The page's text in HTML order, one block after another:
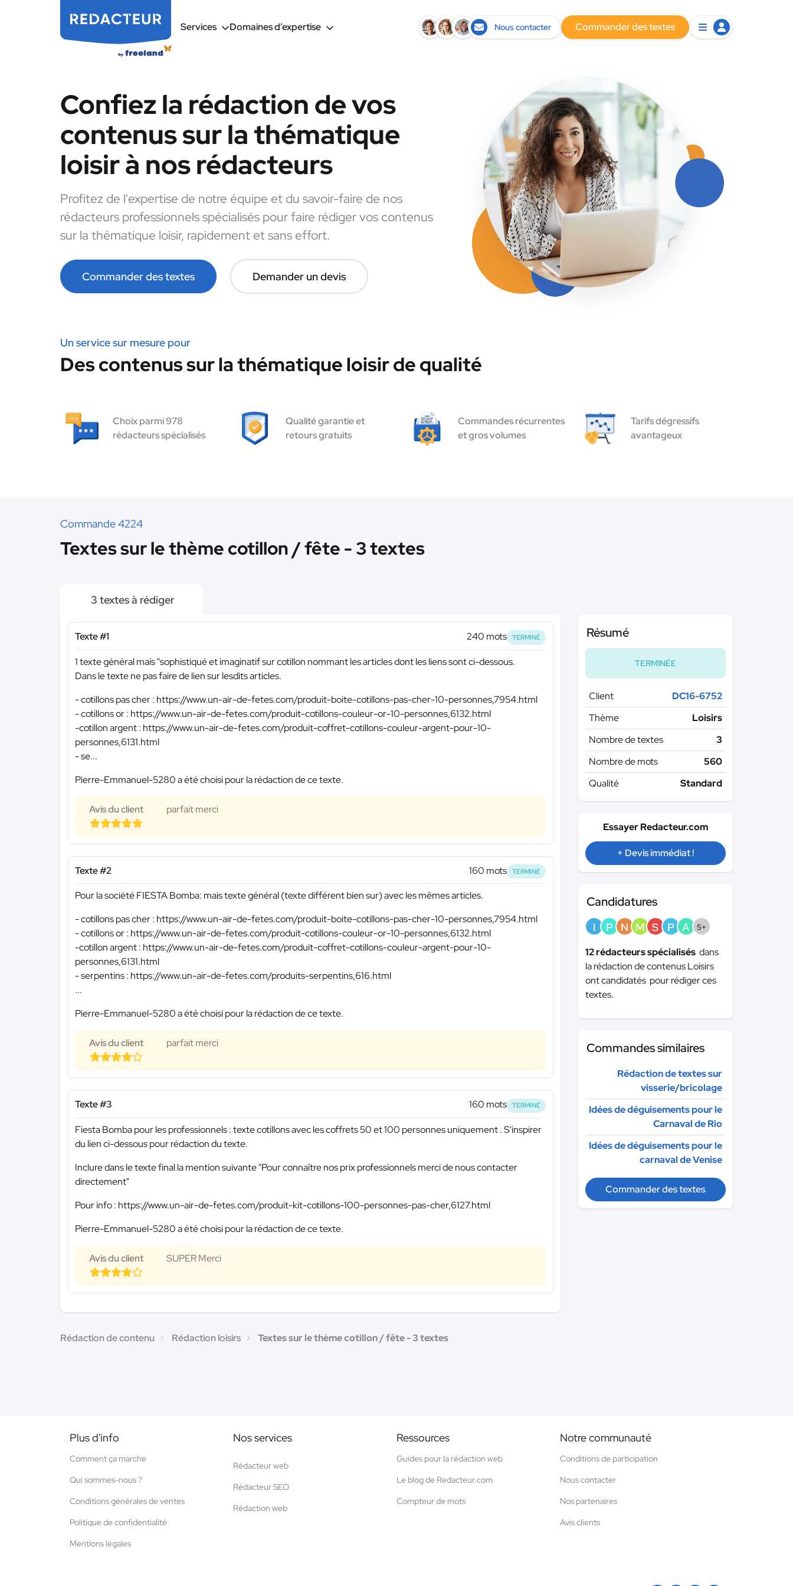
Services Domaines d’expertise Nous contacter Commander des textes
Confiez la rédaction de vos
contenus sur la thématique
loisir à nos rédacteurs
Profitez de l'expertise de notre équipe et du savoir-faire de nos
rédacteurs professionnels spécialisés pour faire rédiger vos contenus
sur la thématique loisir, rapidement et sans effort.
Commander des textes Demander un devis
Un service sur mesure pour
Des contenus sur la thématique loisir de qualité
Choix parmi 978
rédacteurs spécialisés
Qualité garantie et
retours gratuits
Commandes récurrentes
et gros volumes
Tarifs dégressifs
avantageux
Commande 4224
Textes sur le thème cotillon / fête - 3 textes
3 textes à rédiger
Texte #1 240 mots TERMINÉ
1 texte général mais "sophistiqué et imaginatif sur cotillon nommant les articles dont les liens sont ci-dessous.
Dans le texte ne pas faire de lien sur lesdits articles.
- cotillons pas cher : https://www.un-air-de-fetes.com/produit-boite-cotillons-pas-cher-10-personnes,7954.html
- cotillons or : https://www.un-air-de-fetes.com/produit-cotillons-couleur-or-10-personnes,6132.html
-cotillon argent : https://www.un-air-de-fetes.com/produit-coffret-cotillons-couleur-argent-pour-10-
personnes,6131.html
- se...
Pierre-Emmanuel-5280 a été choisi pour la rédaction de ce texte.
Avis du client parfait merci
Texte #2 160 mots TERMINÉ
Pour la société FIESTA Bomba: mais texte général (texte différent bien sur) avec les mêmes articles.
- cotillons pas cher : https://www.un-air-de-fetes.com/produit-boite-cotillons-pas-cher-10-personnes,7954.html
- cotillons or : https://www.un-air-de-fetes.com/produit-cotillons-couleur-or-10-personnes,6132.html
-cotillon argent : https://www.un-air-de-fetes.com/produit-coffret-cotillons-couleur-argent-pour-10-
personnes,6131.html
- serpentins : https://www.un-air-de-fetes.com/produits-serpentins,616.html
...
Pierre-Emmanuel-5280 a été choisi pour la rédaction de ce texte.
Avis du client parfait merci
Texte #3 160 mots TERMINÉ
Fiesta Bomba pour les professionnels : texte cotillons avec les coffrets 50 et 100 personnes uniquement . S'inspirer
du lien ci-dessous pour rédaction du texte.
Inclure dans le texte final la mention suivante "Pour connaître nos prix professionnels merci de nous contacter
directement"
Pour info : https://www.un-air-de-fetes.com/produit-kit-cotillons-100-personnes-pas-cher,6127.html
Pierre-Emmanuel-5280 a été choisi pour la rédaction de ce texte.
Avis du client SUPER Merci
Résumé
TERMINÉE
Client
DC16-6752
Thème
Loisirs
Nombre de textes
3
Nombre de mots
560
Qualité
Standard
Essayer Redacteur.com
+ Devis immédiat !
Candidatures
I P N M S P A 5+
12 rédacteurs spécialisés dans
la rédaction de contenus Loisirs
ont candidatés pour rédiger ces
textes.
Commandes similaires
Rédaction de textes sur
visserie/bricolage
Idées de déguisements pour le
Carnaval de Rio
Idées de déguisements pour le
carnaval de Venise
Commander des textes
Rédaction de contenu Rédaction loisirs Textes sur le thème cotillon / fête - 3 textes
Plus d'info
Comment ça marche
Qui sommes-nous ?
Conditions générales de ventes
Politique de confidentialité
Mentions légales
Nos services
Rédacteur web
Rédacteur SEO
Rédaction web
Ressources
Guides pour la rédaction web
Le blog de Redacteur.com
Compteur de mots
Notre communauté
Conditions de participation
Nous contacter
Nos partenaires
Avis clients